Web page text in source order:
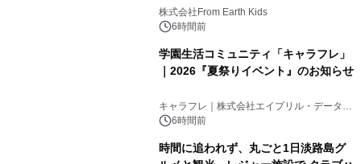
(日)開催
株式会社From Earth Kids
6時間前
学園生活コミュニティ「キャラフレ」
｜2026『夏祭りイベント』のお知らせ
キャラフレ｜株式会社エイプリル・データ・
デザインズ
6時間前
時間に追われず、丸ごと1日淡路島グ